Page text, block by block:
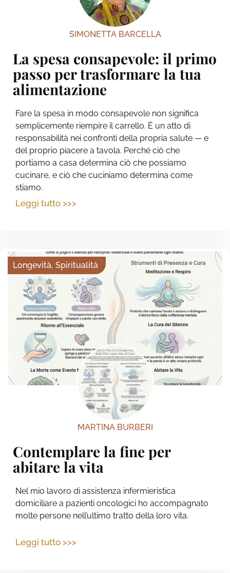
SIMONETTA BARCELLA
La spesa consapevole: il primo
passo per trasformare la tua
alimentazione
Fare la spesa in modo consapevole non significa
semplicemente riempire il carrello. È un atto di
responsabilità nei confronti della propria salute — e
del proprio piacere a tavola. Perché ciò che
portiamo a casa determina ciò che possiamo
cucinare, e ciò che cuciniamo determina come
stiamo.
Leggi tutto >>>
Longevità, Spiritualità
MARTINA BURBERI
Contemplare la fine per
abitare la vita
Nel mio lavoro di assistenza infermieristica
domiciliare a pazienti oncologici ho accompagnato
molte persone nell’ultimo tratto della loro vita.
Leggi tutto >>>